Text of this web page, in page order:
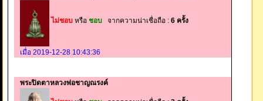
ไม่ชอบ หรือ ชอบ จากความน่าเชื่อถือ : 6 ครั้ง
เมื่อ 2019-12-28 10:43:36
พระปิดตาหลวงพ่อชาญณรงค์